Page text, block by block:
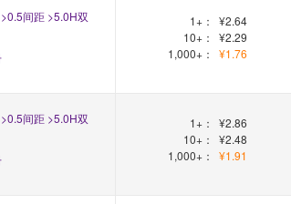
间距 >5.0H双
1+：
¥2.64
10+：
¥2.29
1,000+：
¥1.76
间距 >5.0H双
1+：
¥2.86
10+：
¥2.48
1,000+：
¥1.91